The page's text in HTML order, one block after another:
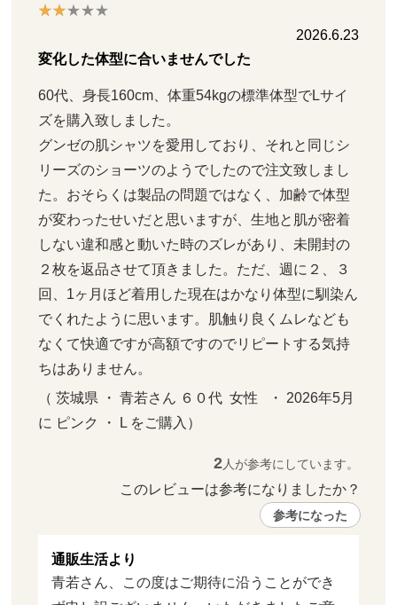
2026.6.23
変化した体型に合いませんでした
60代、身長160cm、体重54kgの標準体型でLサイ
ズを購入致しました。
グンゼの肌シャツを愛用しており、それと同じシ
リーズのショーツのようでしたので注文致しまし
た。おそらくは製品の問題ではなく、加齢で体型
が変わったせいだと思いますが、生地と肌が密着
しない違和感と動いた時のズレがあり、未開封の
２枚を返品させて頂きました。ただ、週に２、３
回、1ヶ月ほど着用した現在はかなり体型に馴染ん
でくれたように思います。肌触り良くムレなども
なくて快適ですが高額ですのでリピートする気持
ちはありません。
（ 茨城県 ・ 青若さん ６０代  女性   ・ 2026年5月
に ピンク ・ L をご購入）
2人が参考にしています。
このレビューは参考になりましたか？
参考になった
通販生活より
青若さん、この度はご期待に沿うことができ